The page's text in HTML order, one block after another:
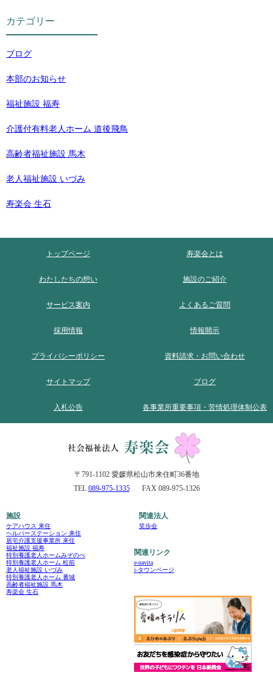
カテゴリー
ブログ
本部のお知らせ
福祉施設 福寿
介護付有料老人ホーム 道後飛鳥
高齢者福祉施設 馬木
老人福祉施設 いづみ
寿楽会 生石
トップページ 寿楽会とは
わたしたちの想い 施設のご紹介
サービス案内 よくあるご質問
採用情報 情報開示
プライバシーポリシー 資料請求・お問い合わせ
サイトマップ ブログ
入札公告 各事業所重要事項・苦情処理体制公表
〒791-1102 愛媛県松山市来住町36番地
TEL 089-975-1335 FAX 089-975-1326
施設
ケアハウス 来住
ヘルパーステーション 来住
居宅介護支援事業所 来住
福祉施設 福寿
特別養護老人ホームみぞのべ
特別養護老人ホーム 松前
老人福祉施設 いづみ
特別養護老人ホーム 番城
高齢者福祉施設 馬木
寿楽会 生石
関連法人
笑歩会
関連リンク
e-navita
i-タウンページ